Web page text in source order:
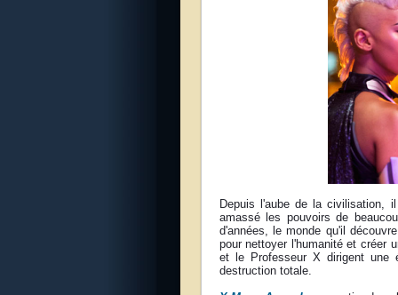
Depuis l'aube de la civilisation,
amassé les pouvoirs de
d'années, le monde qu'il
pour nettoyer l'humanité et créer
et le Professeur X dirigent une
destruction totale.